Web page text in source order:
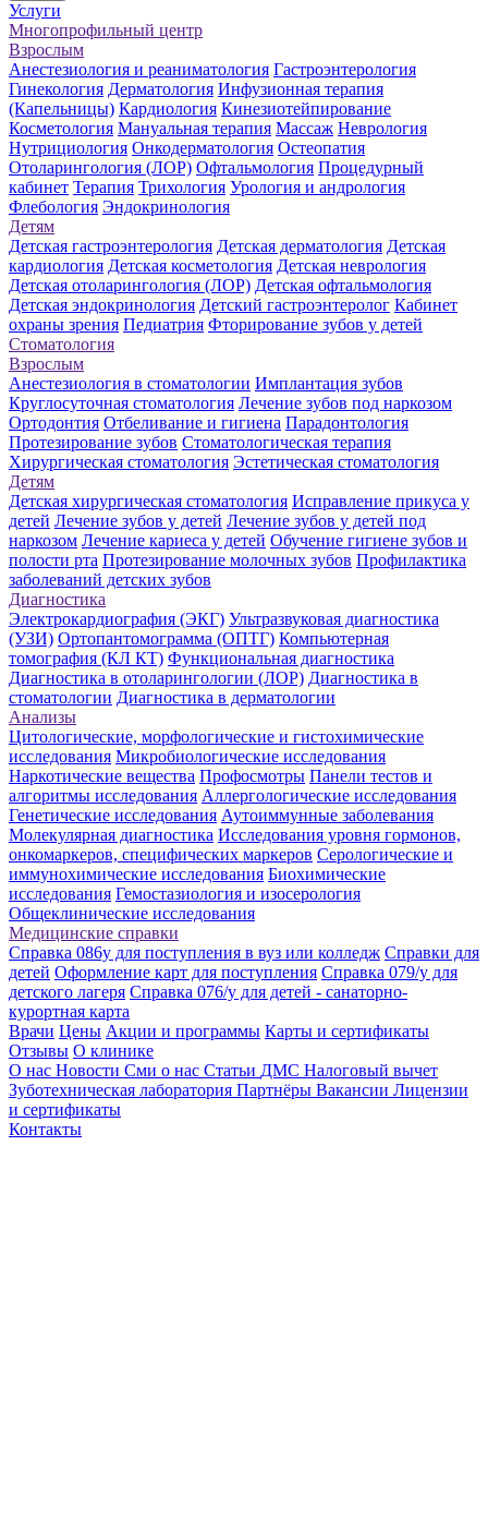
Услуги
Многопрофильный центр
Взрослым
Анестезиология и реаниматология Гастроэнтерология
Гинекология Дерматология Инфузионная терапия
(Капельницы) Кардиология Кинезиотейпирование
Косметология Мануальная терапия Массаж Неврология
Нутрициология Онкодерматология Остеопатия
Отоларингология (ЛОР) Офтальмология Процедурный
кабинет Терапия Трихология Урология и андрология
Флебология Эндокринология
Детям
Детская гастроэнтерология Детская дерматология Детская
кардиология Детская косметология Детская неврология
Детская отоларингология (ЛОР) Детская офтальмология
Детская эндокринология Детский гастроэнтеролог Кабинет
охраны зрения Педиатрия Фторирование зубов у детей
Стоматология
Взрослым
Анестезиология в стоматологии Имплантация зубов
Круглосуточная стоматология Лечение зубов под наркозом
Ортодонтия Отбеливание и гигиена Парадонтология
Протезирование зубов Стоматологическая терапия
Хирургическая стоматология Эстетическая стоматология
Детям
Детская хирургическая стоматология Исправление прикуса у
детей Лечение зубов у детей Лечение зубов у детей под
наркозом Лечение кариеса у детей Обучение гигиене зубов и
полости рта Протезирование молочных зубов Профилактика
заболеваний детских зубов
Диагностика
Электрокардиография (ЭКГ) Ультразвуковая диагностика
(УЗИ) Ортопантомограмма (ОПТГ) Компьютерная
томография (КЛ КТ) Функциональная диагностика
Диагностика в отоларингологии (ЛОР) Диагностика в
стоматологии Диагностика в дерматологии
Анализы
Цитологические, морфологические и гистохимические
исследования Микробиологические исследования
Наркотические вещества Профосмотры Панели тестов и
алгоритмы исследования Аллергологические исследования
Генетические исследования Аутоиммунные заболевания
Молекулярная диагностика Исследования уровня гормонов,
онкомаркеров, специфических маркеров Серологические и
иммунохимические исследования Биохимические
исследования Гемостазиология и изосерология
Общеклинические исследования
Медицинские справки
Справка 086у для поступления в вуз или колледж Справки для
детей Оформление карт для поступления Справка 079/у для
детского лагеря Справка 076/у для детей - санаторно-
курортная карта
Врачи Цены Акции и программы Карты и сертификаты
Отзывы О клинике
О нас Новости Сми о нас Статьи ДМС Налоговый вычет
Зуботехническая лаборатория Партнёры Вакансии Лицензии
и сертификаты
Контакты